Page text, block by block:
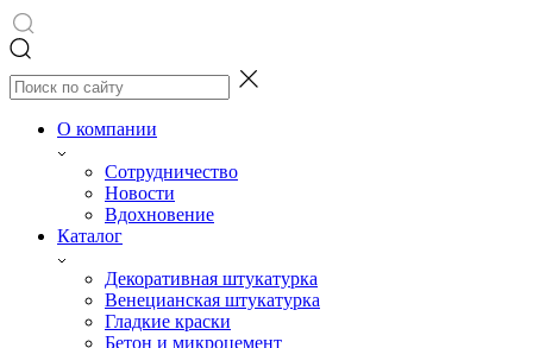
О компании
Сотрудничество
Новости
Вдохновение
Каталог
Декоративная штукатурка
Венецианская штукатурка
Гладкие краски
Бетон и микроцемент